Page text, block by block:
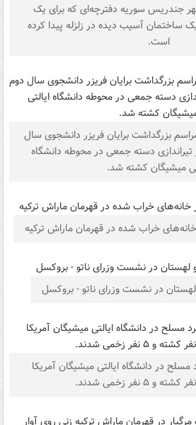
جندریس سوریه دفترچه‌ای که برای یک
ساختمان آسیب دیده در زلزله پیدا کرده
است.
بزرگداشت برایان فریزر دانشجوی سال
دسته جمعی در محوطه دانشگاه
میشیگان کشته شد.
خراب شده در قهرمان ماراش ترکیه
لهستان در نشست وزرای ناتو - بروکسل
مسلح در دانشگاه ایالتی میشیگان آمریکا